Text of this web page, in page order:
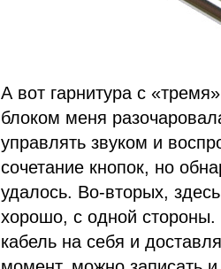
А вот гарнитура с
блоком меня
управлять звуком и
сочетание кнопок, но
удалось. Во-вторых,
хорошо, с одной стороны.
кабель на себя и